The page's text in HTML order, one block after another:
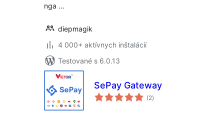
nga …
diepmagik
4 000+ aktívnych inštalácií
Testované s 6.0.13
SePay Gateway
(2celkové
hodnotenie
)